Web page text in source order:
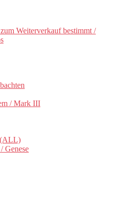
Weiterverkauf bestimmt /
/ Mark III
(ALL)
Genese